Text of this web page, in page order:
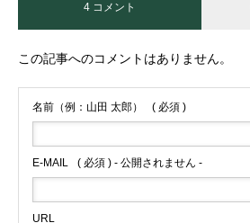
4 コメント
この記事へのコメントはありません。
名前（例：山田 太郎） ( 必須 )
E-MAIL ( 必須 ) - 公開されません -
URL